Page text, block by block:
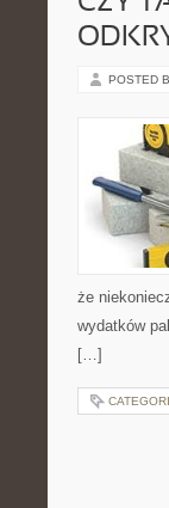
POSTED
że
wydatków
[…]